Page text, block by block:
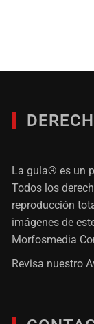
La gula® es un
Todos los
reproducción
imágenes de
Morfosmedia
Revisa nuestro